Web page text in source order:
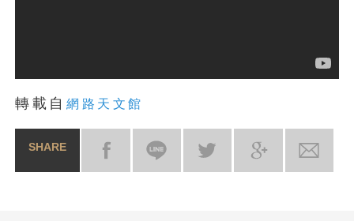
轉載自 網路天文館
SHARE